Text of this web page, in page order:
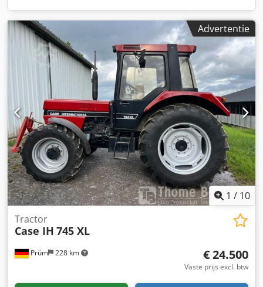
Advertentie
1 / 10
Prüm 228 km
Tractor
Case IH 745 XL
€ 24.500
Vaste prijs excl. btw